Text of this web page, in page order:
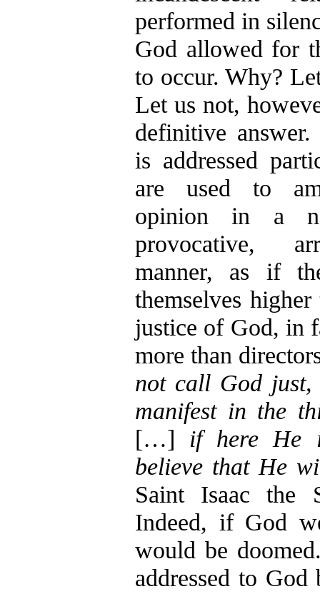
performed in
God allowed for
to occur. Why?
Let us not,
definitive
is addressed
are used to
opinion in a
provocative,
manner, as if
themselves
justice of God, in
more than
not call God
manifest in the
[…] if here He
believe that He
Saint Isaac the
Indeed, if God
would be
addressed to